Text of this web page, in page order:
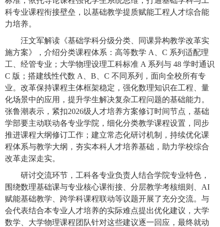
科专业课程衔接壁垒，以基础教学提质赋能工程人才综合能
力培养。
汪文军解读《基础学科分级分类、同课异构教学改革实
施方案》，介绍分类课程体系：高等数学 A、C 系列适配理
工、经管专业；大学物理设理工科标准 A 系列与 48 学时通识
C 版；搭建线性代数 A、B、C 不同系列 ， 面向全校所有专
业。改革保持课程主体框架稳定，强化数理知识在工程、量
化场景中的应用，提升学生解决复杂工程问题的基础能力。
张鲁潮表示，紧扣2026级人才培养方案修订时间节点，基础
学部要主动联动各专业学院，细化分类教学课程设置，同步
推进课程大纲修订工作；建立常态化研讨机制，持续优化课
程体系与教学大纲，夯实本科人才培养基础，助力学校综合
改革走深走实。
研讨交流环节，工科各专业负责人结合学院专业特色，
围绕数理基础课与专业核心课衔接、分层教学考核细则、 AI
赋能基础教学、跨学科课程联动等议题开展了充分交流。与
会代表结合本专业人才培养的实际难点提出优化建议，大学
数学、大学物理课程团队针对这些建议逐一回应，最终就动